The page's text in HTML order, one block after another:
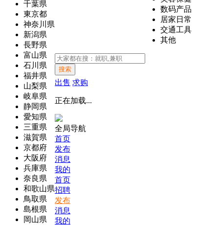
千葉県
東京都
神奈川県
新潟県
長野県
富山県
石川県
福井県
山梨県
岐阜県
静岡県
愛知県
三重県
滋賀県
京都府
大阪府
兵庫県
奈良県
和歌山県
鳥取県
島根県
岡山県
数码产品
居家日常
交通工具
其他
搜索
出售 求购
正在加载...
全局导航
首页
发布
消息
我的
首页
招聘
发布
消息
我的